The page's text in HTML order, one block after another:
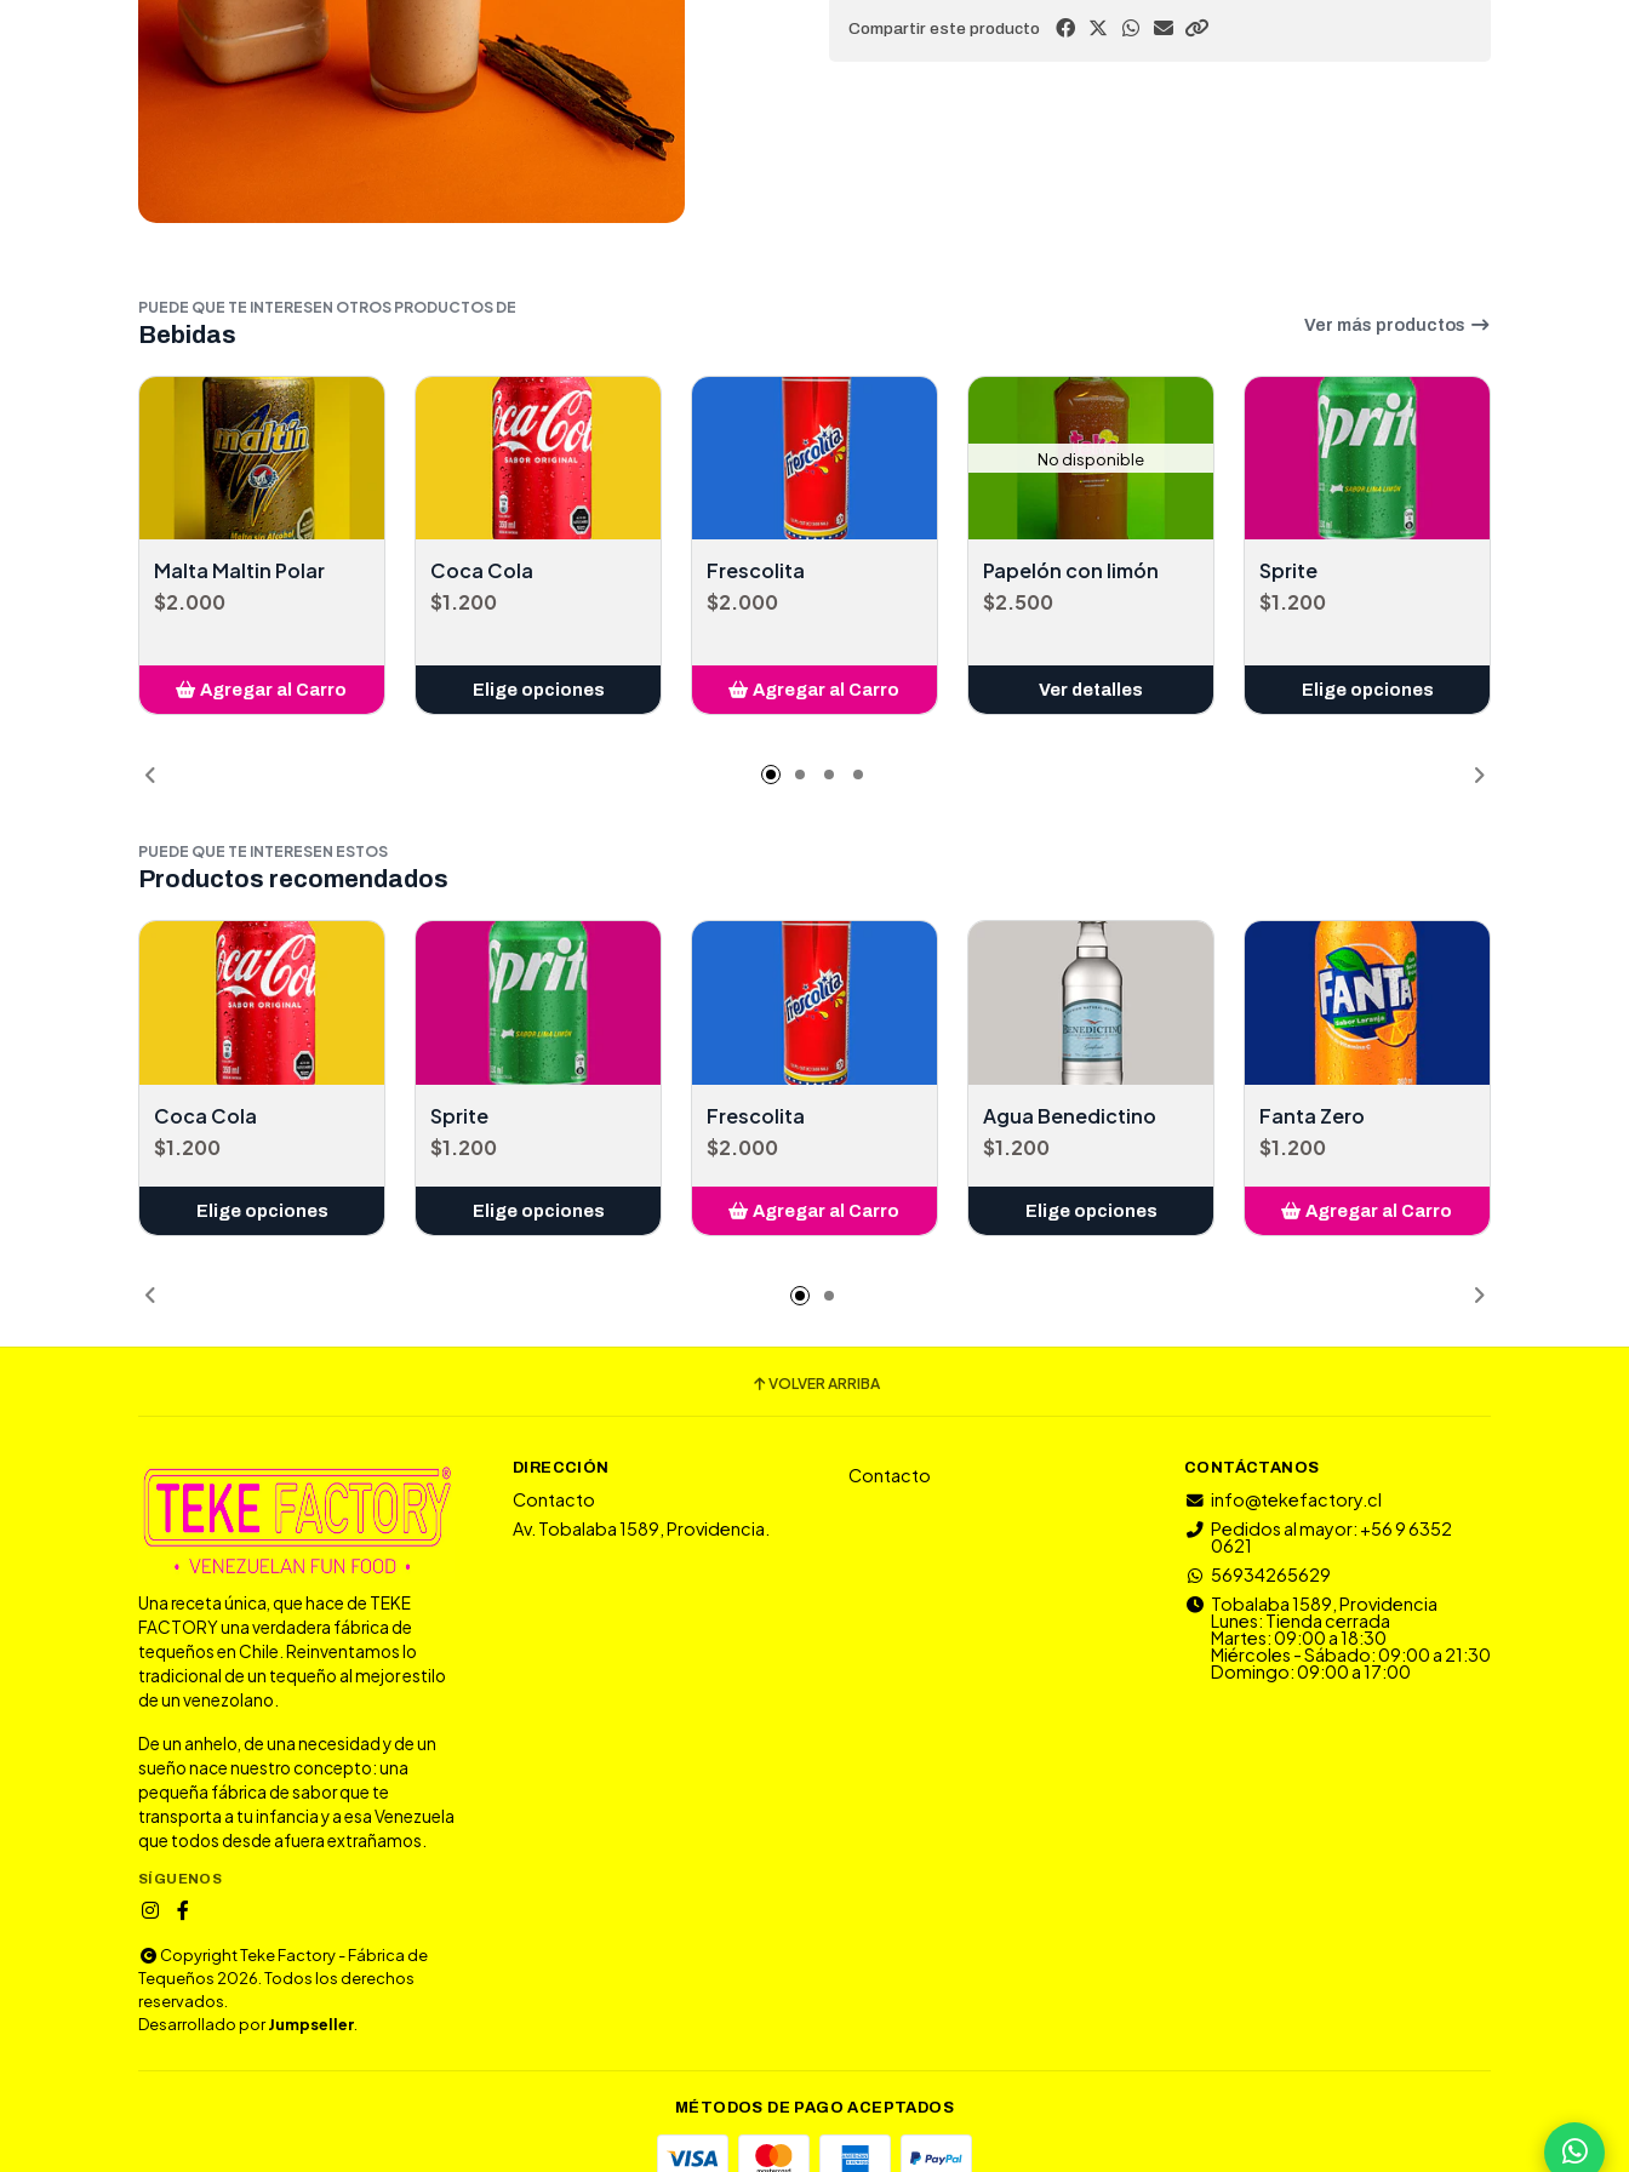
Compartir este producto
PUEDE QUE TE INTERESEN OTROS PRODUCTOS DE
Bebidas Ver más productos
Malta Maltin Polar
$2.000
Agregar al Carro
Coca Cola
$1.200
Elige opciones
Frescolita
$2.000
Agregar al Carro
No disponible
Papelón con limón
$2.500
Ver detalles
Sprite
$1.200
Elige opciones
PUEDE QUE TE INTERESEN ESTOS
Productos recomendados
Coca Cola
$1.200
Elige opciones
Sprite
$1.200
Elige opciones
Frescolita
$2.000
Agregar al Carro
Agua Benedictino
$1.200
Elige opciones
Fanta Zero
$1.200
Agregar al Carro
VOLVER ARRIBA
Una receta única, que hace de TEKE
FACTORY una verdadera fábrica de
tequeños en Chile. Reinventamos lo
tradicional de un tequeño al mejor estilo
de un venezolano.
De un anhelo, de una necesidad y de un
sueño nace nuestro concepto: una
pequeña fábrica de sabor que te
transporta a tu infancia y a esa Venezuela
que todos desde afuera extrañamos.
SÍGUENOS
Copyright Teke Factory - Fábrica de
Tequeños 2026. Todos los derechos
reservados.
Desarrollado porJumpseller
DIRECCIÓN
Contacto
Av. Tobalaba 1589, Providencia.
Contacto CONTÁCTANOS
info@tekefactory.cl
Pedidos al mayor: +56 9 6352
0621
56934265629
Tobalaba 1589, Providencia
Lunes: Tienda cerrada
Martes: 09:00 a 18:30
Miércoles - Sábado: 09:00 a 21:30
Domingo: 09:00 a 17:00
MÉTODOS DE PAGO ACEPTADOS